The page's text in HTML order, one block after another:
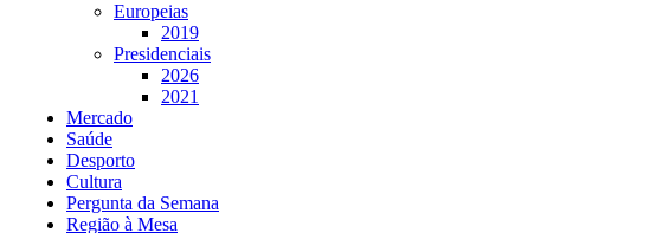
Europeias
2019
Presidenciais
2026
2021
Mercado
Saúde
Desporto
Cultura
Pergunta da Semana
Região à Mesa